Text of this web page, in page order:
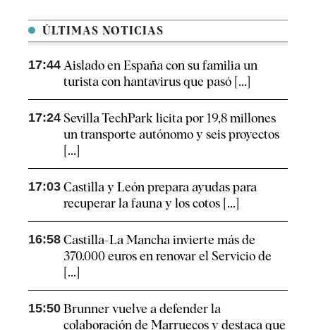
ÚLTIMAS NOTICIAS
17:44 Aislado en España con su familia un
turista con hantavirus que pasó [...]
17:24 Sevilla TechPark licita por 19,8 millones
un transporte autónomo y seis proyectos
[...]
17:03 Castilla y León prepara ayudas para
recuperar la fauna y los cotos [...]
16:58 Castilla-La Mancha invierte más de
370.000 euros en renovar el Servicio de
[...]
15:50 Brunner vuelve a defender la
colaboración de Marruecos y destaca que